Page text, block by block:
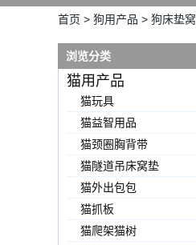
首页 > 狗用产品 > 狗床垫窝
浏览分类
猫用产品
猫玩具
猫益智用品
猫颈圈胸背带
猫隧道吊床窝垫
猫外出包包
猫抓板
猫爬架猫树